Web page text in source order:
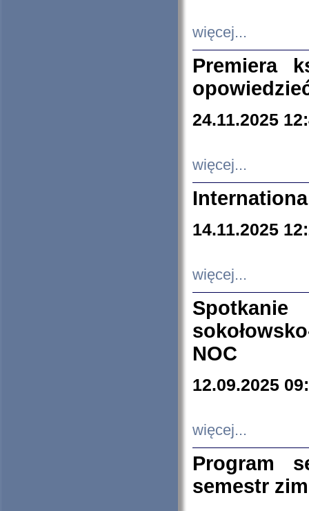
więcej...
Premiera
24.11.2025
więcej...
14.11.2025
więcej...
NOC
12.09.2025
więcej...
Program
semestr